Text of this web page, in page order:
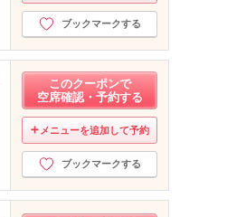
ブックマークする
このクーポンで
空席確認・予約する
メニューを追加して予約
ブックマークする